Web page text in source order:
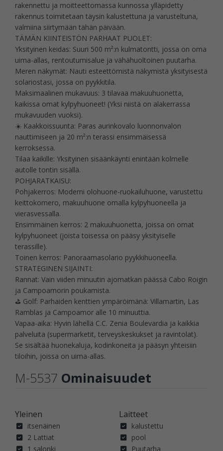
rakennettu ja moitteettomassa kunnossa ylläpidetty
rakennus toimitetaan täysin kalustettuna ja varusteltuna,
valmiina siirtymään tähän päivään.
TÄMÄN KIINTEISTÖN PARHAAT PUOLET:
Yksityinen keidas: Suuri 500 m²:n kulmatontti, jossa on oma
uima-allas, rentoutumisalue ja vähähuoltoinen puutarha.
Meren näkymät: Nauti esteettömistä näkymistä yksityisestä
solariostasi, jossa on pyykkitila.
Maksimaalinen mukavuus: 3 tilavaa makuuhuonetta,
kaikissa omat kylpyhuoneet! (Yksi niistä on alakerrassa
mukavuuden vuoksi).
☀️ Kaakkoissuunta: Paras aurinkovalo luonnonvalon
nauttimiseen ja 20 m²:n terassi ensimmäisessä
kerroksessa.
Tilaa kaikille: Yksityinen sisäänkäynti enintään kolmelle
autolle tontin sisällä.
POHJARATKAISU:
Pohjakerros: Moderni olohuone-ruokailuhuone, varustettu
keittokomero, makuuhuone omalla kylpyhuoneella ja
vierasvessalla.
Ensimmäinen kerros: 2 makuuhuonetta, joissa on omat
kylpyhuoneet (joista toisessa on pääsy yksityiselle
terassille).
Toinen kerros: Panoraamasolario pyykkihuoneella.
STRATEGINEN SIJAINTI:
Rannat: Vain viiden minuutin ajomatkan päässä Cabo Roigin
ja Campoamorin poukamista.
⛳ Golf: Parhaiden kenttien ympäröimänä: Villamartin, Las
Ramblas ja Campoamor alle 10 minuuttia.
Vapaa-aika: Hyvin lähellä C.C. Zenia Boulevardia ja kaikkia
palveluita (supermarketit, terveyskeskukset ja ravintolat).
Se sisältää huonekaluja, kodinkoneita ja pääsyn yhteisiin
tiloihin, joissa on uima-allas.
M-5537 Ominaisuudet
Yleinen
itsenäinen
2 Lattiat
1 salonki
Laitteet
kalustettu
pool
Puutarha